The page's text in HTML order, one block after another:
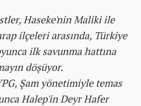
Haseke'nin Maliki ile
ilçeleri arasında, Türkiye
ilk savunma hattına
döşüyor.
Şam yönetimiyle temas
Halep'in Deyr Hafer